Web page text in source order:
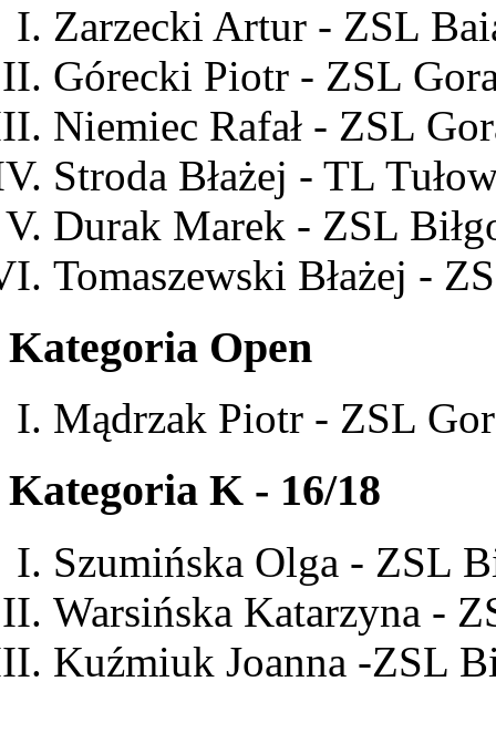
Zarzecki Artur - ZSL
Górecki Piotr - ZSL
Niemiec Rafał - ZSL
Stroda Błażej - TL
Durak Marek - ZSL
Tomaszewski Błażej -
Kategoria Open
Mądrzak Piotr - ZSL
Kategoria K - 16/18
Szumińska Olga - ZSL
Warsińska Katarzyna -
Kuźmiuk Joanna -ZSL